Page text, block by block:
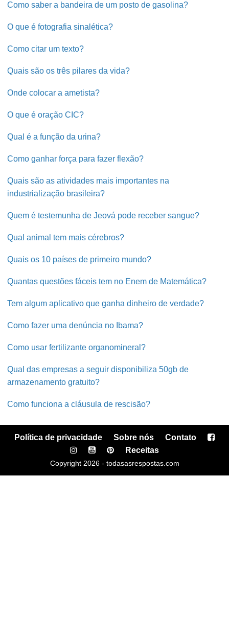
Como saber a bandeira de um posto de gasolina?
O que é fotografia sinalética?
Como citar um texto?
Quais são os três pilares da vida?
Onde colocar a ametista?
O que é oração CIC?
Qual é a função da urina?
Como ganhar força para fazer flexão?
Quais são as atividades mais importantes na
industrialização brasileira?
Quem é testemunha de Jeová pode receber sangue?
Qual animal tem mais cérebros?
Quais os 10 países de primeiro mundo?
Quantas questões fáceis tem no Enem de Matemática?
Tem algum aplicativo que ganha dinheiro de verdade?
Como fazer uma denúncia no Ibama?
Como usar fertilizante organomineral?
Qual das empresas a seguir disponibiliza 50gb de
armazenamento gratuito?
Como funciona a cláusula de rescisão?
Política de privacidade Sobre nós
Contato
Receitas
Copyright 2026 - todasasrespostas.com